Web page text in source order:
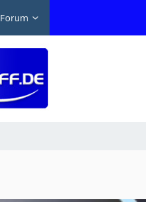
Forum